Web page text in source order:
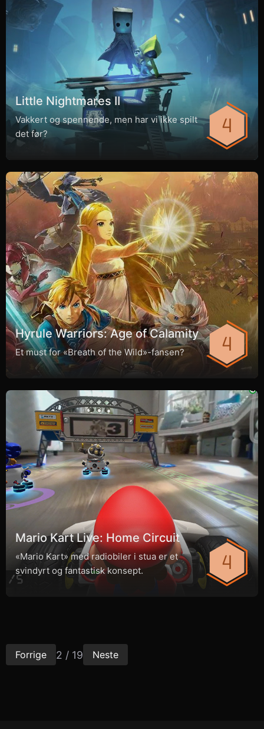
Little Nightmares II
Vakkert og spennende, men har vi ikke spilt
det før?
Hyrule Warriors: Age of Calamity
Et must for «Breath of the Wild»-fansen?
Mario Kart Live: Home Circuit
«Mario Kart» med radiobiler i stua er et
svindyrt og fantastisk konsept.
Forrige 2 / 19 Neste